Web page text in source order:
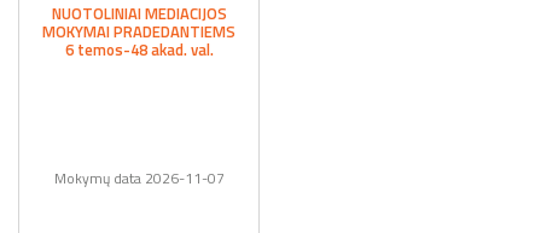
NUOTOLINIAI MEDIACIJOS
MOKYMAI PRADEDANTIEMS
6 temos-48 akad. val.
Mokymų data 2026-11-07